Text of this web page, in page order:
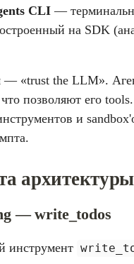
CLI —
на SDK
— «trust the LLM».
что позволяют его
и
архитектуры
— write_todos
инструмент